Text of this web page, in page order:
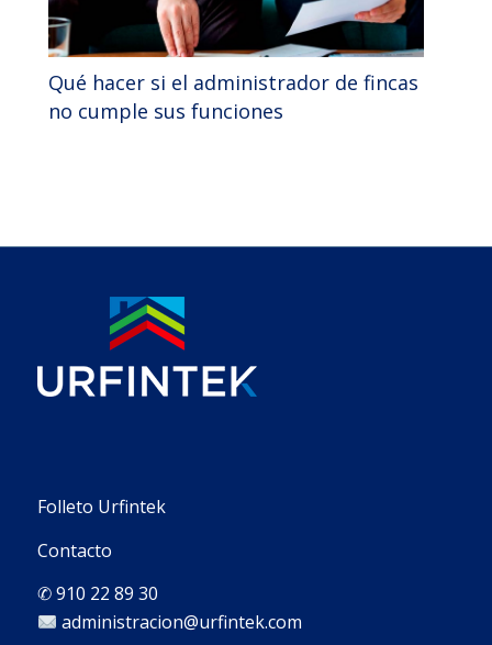
Qué hacer si el administrador de fincas
no cumple sus funciones
Folleto Urfintek
Contacto
✆910 22 89 30
administracion@urfintek.com